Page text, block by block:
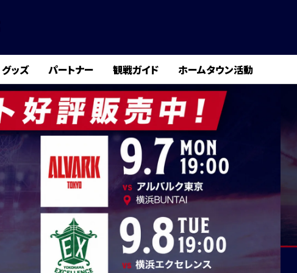
グッズ パートナー 観戦ガイド ホームタウン活動